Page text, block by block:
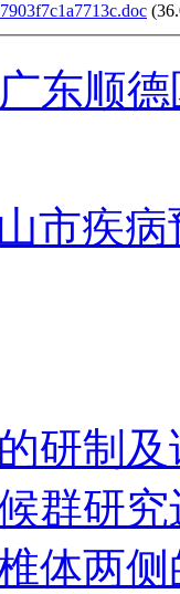
东顺
市疾
研制
群研
体两